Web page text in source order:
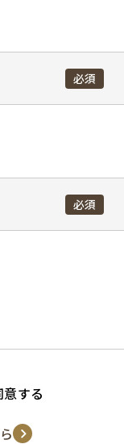
必須
必須
する